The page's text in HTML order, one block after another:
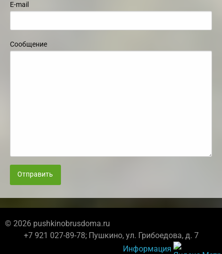
E-mail
Сообщение
Отправить
© 2026 pushkinobrusdoma.ru
+7 921 027-89-78; Пушкино, ул. Грибоедова, д. 7
Информация